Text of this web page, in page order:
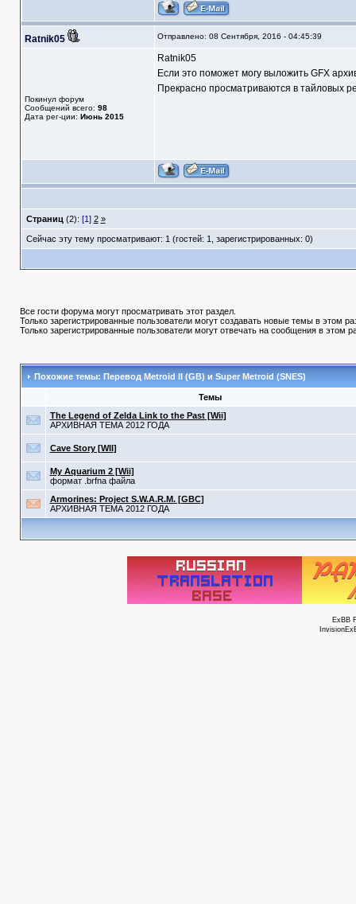
Ratnik05 Отправлено: 08 Сентября, 2016 - 04:45:39
Покинул форум
Сообщений всего: 98
Дата рег-ции: Июнь 2015
Ratnik05
Если это поможет могу выложить GFX
Прекрасно просматриваются в тайловых
Страниц (2): [1] 2 »
Сейчас эту тему просматривают: 1 (гостей: 1, зарегистрированных: 0)
Все гости форума могут просматривать этот раздел.
Только зарегистрированные пользователи могут создавать новые темы в этом
Только зарегистрированные пользователи могут отвечать на сообщения в этом
Похожие темы: Перевод Metroid II (GB) и Super Metroid (SNES)
Темы
The Legend of Zelda Link to the Past [Wii]
АРХИВНАЯ ТЕМА 2012 ГОДА
Cave Story [WII]
My Aquarium 2 [Wii]
формат .brfna файла
Armorines: Project S.W.A.R.M. [GBC]
АРХИВНАЯ ТЕМА 2012 ГОДА
ExBB